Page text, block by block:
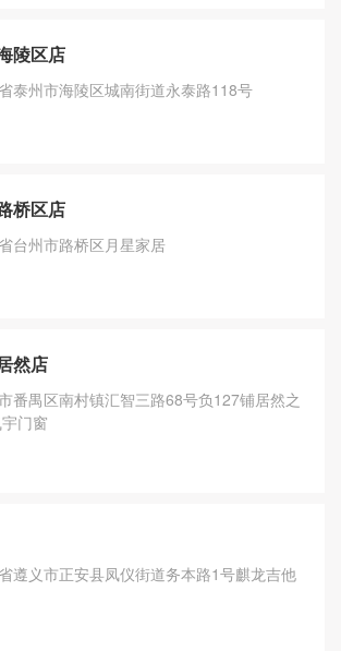
陵区店
泰州市海陵区城南街道永泰路118号
桥区店
台州市路桥区月星家居
然店
番禺区南村镇汇智三路68号负127铺居然之
门窗
遵义市正安县凤仪街道务本路1号麒龙吉他